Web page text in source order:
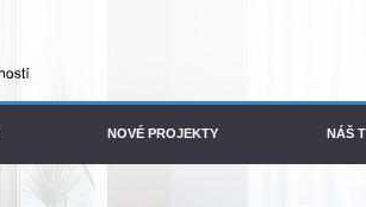
NOVÉ PROJEKTY NÁŠ